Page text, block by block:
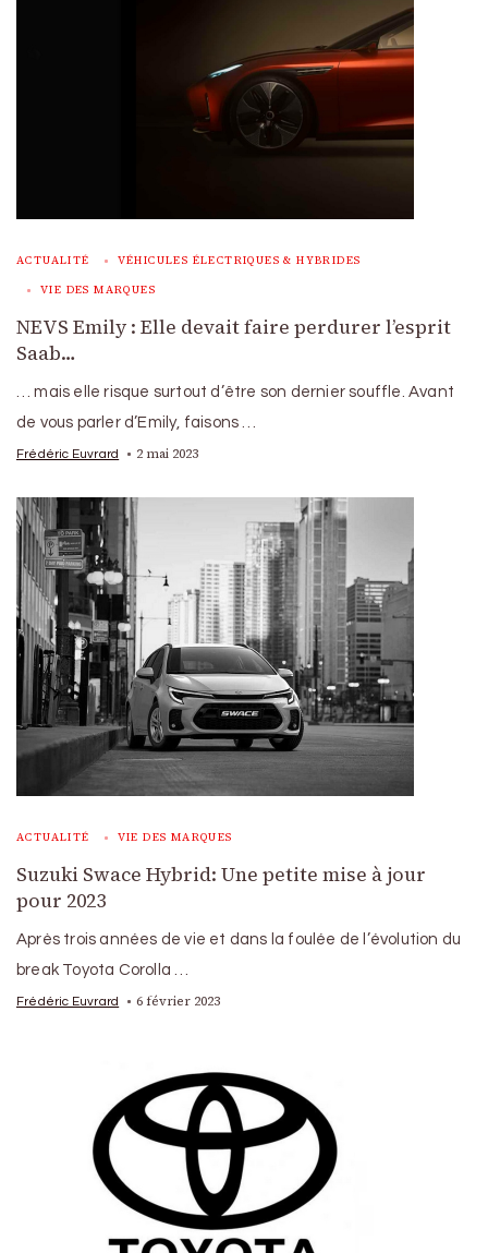
ACTUALITÉ VÉHICULES ÉLECTRIQUES & HYBRIDES
VIE DES MARQUES
NEVS Emily : Elle devait faire perdurer l’esprit
Saab…
… mais elle risque surtout d’être son dernier souffle. Avant
de vous parler d’Emily, faisons …
Frédéric Euvrard 2 mai 2023
ACTUALITÉ VIE DES MARQUES
Suzuki Swace Hybrid: Une petite mise à jour
pour 2023
Après trois années de vie et dans la foulée de l’évolution du
break Toyota Corolla …
Frédéric Euvrard 6 février 2023